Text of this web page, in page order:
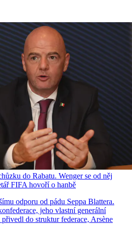
do Rabatu. Wenger se od něj
FIFA hovoří o hanbě
odporu od pádu Seppa Blattera.
jeho vlastní generální
do struktur federace, Arsène